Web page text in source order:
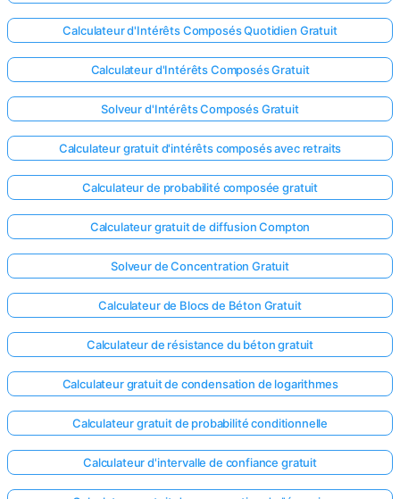
Connectez-
vous ici !
Calculateur d'Intérêts Composés Quotidien Gratuit
Calculateur d'Intérêts Composés Gratuit
Solveur d'Intérêts Composés Gratuit
Calculateur gratuit d'intérêts composés avec retraits
Calculateur de probabilité composée gratuit
Calculateur gratuit de diffusion Compton
Solveur de Concentration Gratuit
Calculateur de Blocs de Béton Gratuit
Calculateur de résistance du béton gratuit
Calculateur gratuit de condensation de logarithmes
Calculateur gratuit de probabilité conditionnelle
Calculateur d'intervalle de confiance gratuit